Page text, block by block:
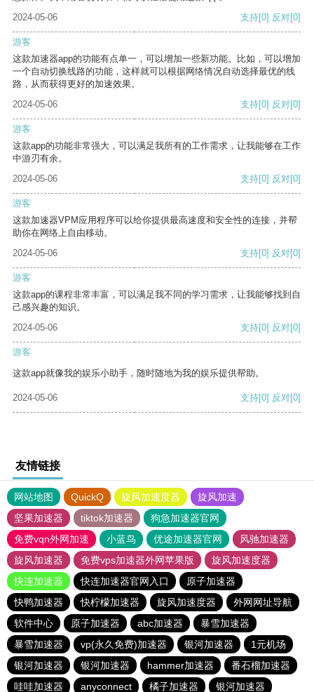
2024-05-06
支持[0] 反对[0]
游客
这款加速器app的功能有点单一，可以增加一些新功能。比如，可以增加
一个自动切换线路的功能，这样就可以根据网络情况自动选择最优的线
路，从而获得更好的加速效果。
2024-05-06
支持[0] 反对[0]
游客
这款app的功能非常强大，可以满足我所有的工作需求，让我能够在工作
中游刃有余。
2024-05-06
支持[0] 反对[0]
游客
这款加速器VPM应用程序可以给你提供最高速度和安全性的连接，并帮
助你在网络上自由移动。
2024-05-06
支持[0] 反对[0]
游客
这款app的课程非常丰富，可以满足我不同的学习需求，让我能够找到自
己感兴趣的知识。
2024-05-06
支持[0] 反对[0]
游客
这款app就像我的娱乐小助手，随时随地为我的娱乐提供帮助。
2024-05-06 支持[0] 反对[0]
友情链接
网站地图 QuickQ 旋风加速度器
旋风加速
坚果加速器
tiktok加速器
狗急加速器官网
免费vqn外网加速
小蓝鸟 优途加速器官网
风驰加速器
旋风加速器
免费vps加速器外网苹果版
旋风加速度器
快连加速器
快连加速器官网入口
原子加速器
快鸭加速器
快柠檬加速器 旋风加速度器
外网网址导航
软件中心
原子加速器 abc加速器
暴雪加速器
暴雪加速器
vp(永久免费)加速器 银河加速器
1元机场
银河加速器
银河加速器 hammer加速器
番石榴加速器
哇哇加速器
anyconnect 橘子加速器 银河加速器